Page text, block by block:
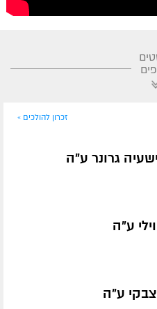
זכרון להולכים »
גרונר ע״ה
ע״ה
ע״ה